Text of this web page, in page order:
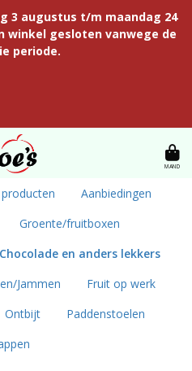
3 augustus t/m maandag 24
winkel gesloten vanwege de
periode.
MAND
Aanbiedingen
Groente/fruitboxen
Chocolade en anders lekkers
Jammen
Fruit op werk
Ontbijt
Paddenstoelen